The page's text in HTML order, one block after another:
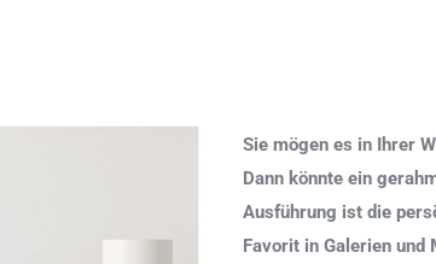
Sie mögen es in Ihrer
Dann könnte ein
Ausführung ist die
Favorit in Galerien und